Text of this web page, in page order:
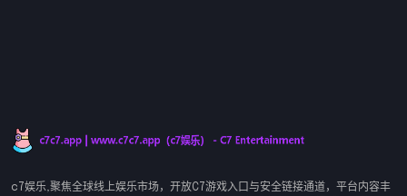
c7娱乐,聚焦全球线上娱乐市场，开放C7游戏入口与安全链接通道，平台内容丰